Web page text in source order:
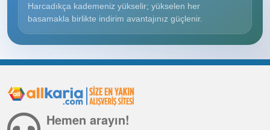
Harcadıkça kademeniz yükselir; yükselen her
basamakla birlikte indirim avantajınız güçlenir.
Hemen arayın!